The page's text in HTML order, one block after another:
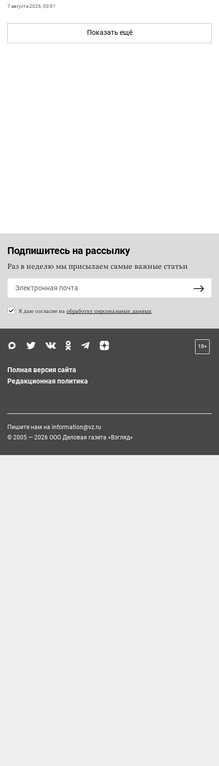
7 августа 2026, 00:01
Показать ещё
Подпишитесь на рассылку
Раз в неделю мы присылаем самые важные статьи
Я даю согласие на обработку персональных данных
18+
Полная версия сайта
Редакционная политика
Пишите нам на information@vz.ru
© 2005 — 2026 ООО Деловая газета «Взгляд»